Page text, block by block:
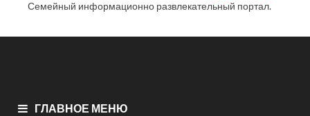
Семейный информационно развлекательный портал.
ГЛАВНОЕ МЕНЮ